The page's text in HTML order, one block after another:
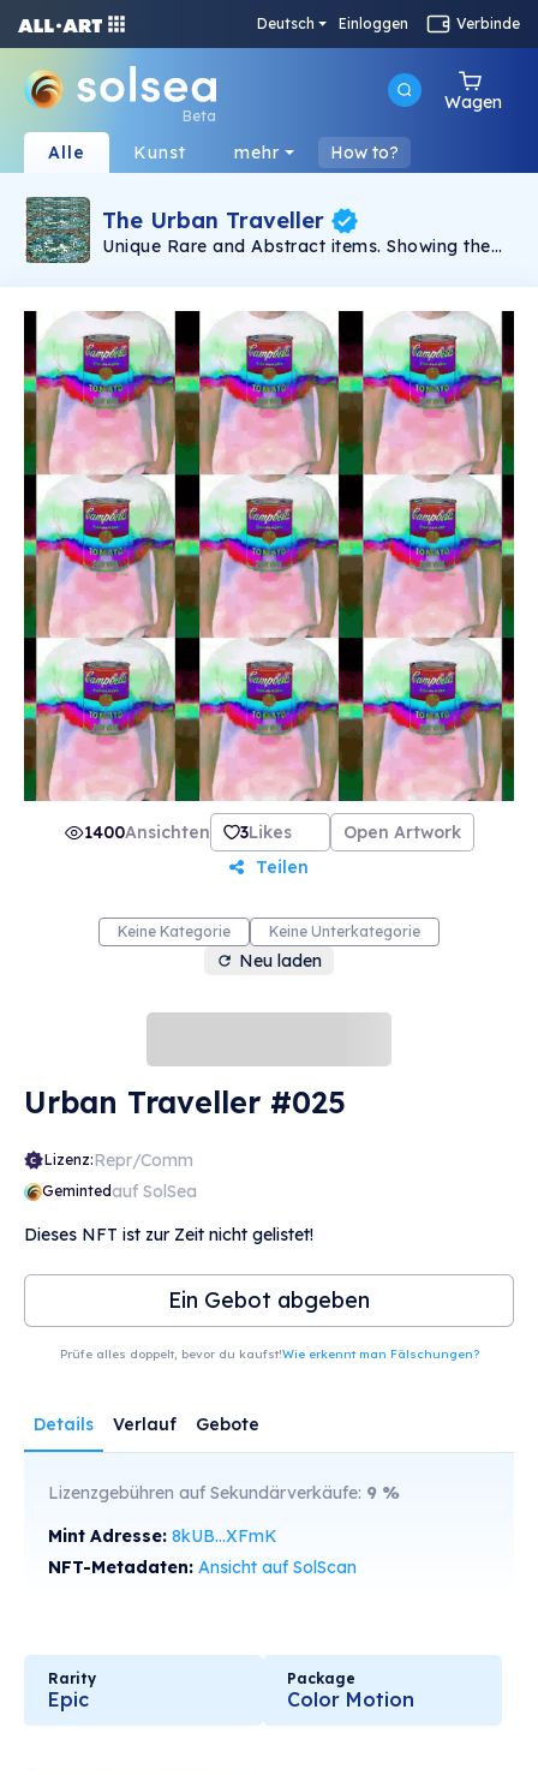
Deutsch Einloggen Verbinde
Beta
Wagen
Alle Kunst mehr How to?
The Urban Traveller
Unique Rare and Abstract items. Showing the
effects, as part of the life the art of the simple
1400Ansichten 3Likes
Open Artwork
Teilen
Keine Kategorie Keine Unterkategorie
Neu laden
Urban Traveller #025
Lizenz:Repr/Comm
Gemintedauf SolSea
Dieses NFT ist zur Zeit nicht gelistet!
Ein Gebot abgeben
Prüfe alles doppelt, bevor du kaufst!Wie erkennt man Fälschungen?
Details Verlauf Gebote
Lizenzgebühren auf Sekundärverkäufe: 9 %
Mint Adresse: 8kUB...XFmK
NFT-Metadaten: Ansicht auf SolScan
Rarity
Epic
Package
Color Motion